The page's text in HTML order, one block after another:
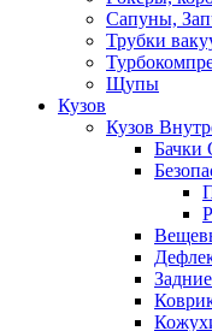
Сапуны,
Трубки
Щупы
Кузов
Кузов
Бачки